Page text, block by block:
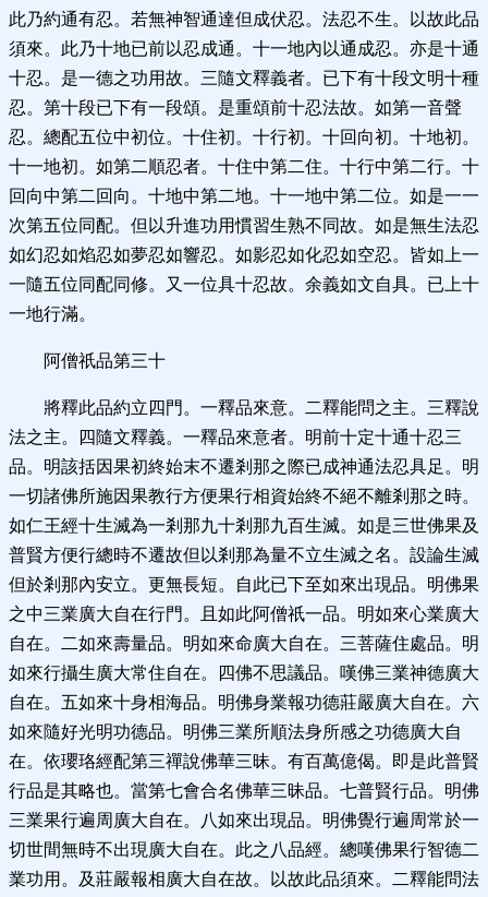
此乃約通有忍。若無神智通達但成伏忍。法忍不生。以故此品
須來。此乃十地已前以忍成通。十一地內以通成忍。亦是十通
十忍。是一德之功用故。三隨文釋義者。已下有十段文明十種
忍。第十段已下有一段頌。是重頌前十忍法故。如第一音聲
忍。總配五位中初位。十住初。十行初。十回向初。十地初。
十一地初。如第二順忍者。十住中第二住。十行中第二行。十
回向中第二回向。十地中第二地。十一地中第二位。如是一一
次第五位同配。但以升進功用慣習生熟不同故。如是無生法忍
如幻忍如焰忍如夢忍如響忍。如影忍如化忍如空忍。皆如上一
一隨五位同配同修。又一位具十忍故。余義如文自具。已上十
一地行滿。
阿僧祇品第三十
將釋此品約立四門。一釋品來意。二釋能問之主。三釋說
法之主。四隨文釋義。一釋品來意者。明前十定十通十忍三
品。明該括因果初終始末不遷剎那之際已成神通法忍具足。明
一切諸佛所施因果教行方便果行相資始終不絕不離剎那之時。
如仁王經十生滅為一剎那九十剎那九百生滅。如是三世佛果及
普賢方便行總時不遷故但以剎那為量不立生滅之名。設論生滅
但於剎那內安立。更無長短。自此已下至如來出現品。明佛果
之中三業廣大自在行門。且如此阿僧祇一品。明如來心業廣大
自在。二如來壽量品。明如來命廣大自在。三菩薩住處品。明
如來行攝生廣大常住自在。四佛不思議品。嘆佛三業神德廣大
自在。五如來十身相海品。明佛身業報功德莊嚴廣大自在。六
如來隨好光明功德品。明佛三業所順法身所感之功德廣大自
在。依瓔珞經配第三禪說佛華三昧。有百萬億偈。即是此普賢
行品是其略也。當第七會合名佛華三昧品。七普賢行品。明佛
三業果行遍周廣大自在。八如來出現品。明佛覺行遍周常於一
切世間無時不出現廣大自在。此之八品經。總嘆佛果行智德二
業功用。及莊嚴報相廣大自在故。以故此品須來。二釋能問法